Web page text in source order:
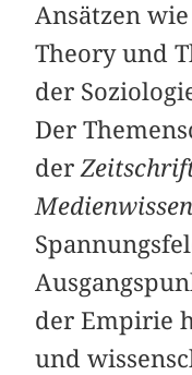
Ansätzen
Theory und
der
Der
der
der Empirie
und